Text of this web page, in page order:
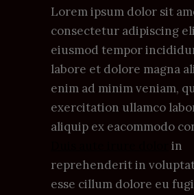
Lorem ipsum dolor sit
consectetur adipiscing
eiusmod tempor
labore et dolore magna
enim ad minim veniam,
exercitation ullamco
aliquip ex eacommodo
in
reprehenderit in
esse cillum dolore eu